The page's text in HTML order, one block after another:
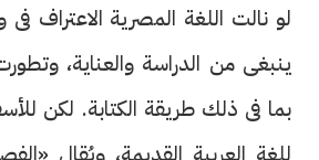
لو نالت اللغة المصرية الاعتراف
ينبغى من الدراسة والعناية،
بما فى ذلك طريقة الكتابة. لكن
للغة العربية القديمة، ويُقال